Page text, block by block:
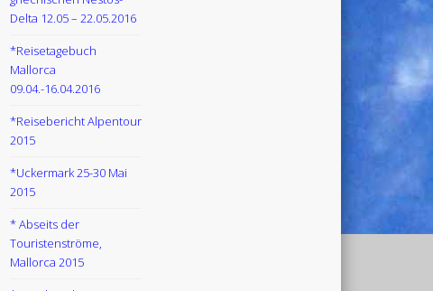
Delta 12.05 – 22.05.2016
*Reisetagebuch
Mallorca
09.04.-16.04.2016
*Reisebericht Alpentour
2015
*Uckermark 25-30 Mai
2015
* Abseits der
Touristenströme,
Mallorca 2015